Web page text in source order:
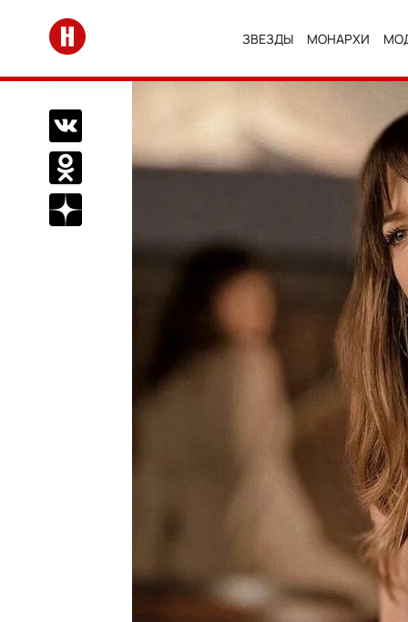
Перейти на главную
ЗВЕЗДЫ МОНАРХИ
Поделиться Вконтакте
Поделиться в Одноклассниках
Подписаться на нас в Дзен